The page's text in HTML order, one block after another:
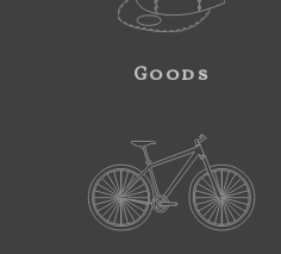
Goods